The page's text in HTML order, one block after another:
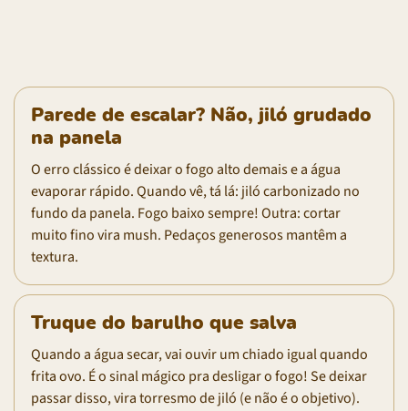
Parede de escalar? Não, jiló grudado
na panela
O erro clássico é deixar o fogo alto demais e a água
evaporar rápido. Quando vê, tá lá: jiló carbonizado no
fundo da panela. Fogo baixo sempre! Outra: cortar
muito fino vira mush. Pedaços generosos mantêm a
textura.
Truque do barulho que salva
Quando a água secar, vai ouvir um chiado igual quando
frita ovo. É o sinal mágico pra desligar o fogo! Se deixar
passar disso, vira torresmo de jiló (e não é o objetivo).